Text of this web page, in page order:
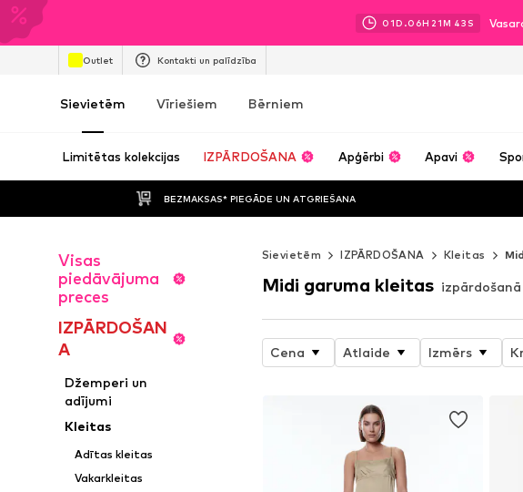
01D.06H 21M 41 S
Outlet Kontakti un palīdzība
Sievietēm Vīriešiem Bērniem
Limitētas kolekcijas IZPĀRDOŠANA Apģērbi Apavi
BEZMAKSAS* PIEGĀDE UN ATGRIEŠANA
Visas
piedāvājuma
preces
IZPĀRDOŠAN
A
Džemperi un
adījumi
Kleitas
Adītas kleitas
Vakarkleitas
Sievietēm IZPĀRDOŠANA Kleitas
Midi garuma kleitas izpārdošanā
Cena Atlaide Izmērs